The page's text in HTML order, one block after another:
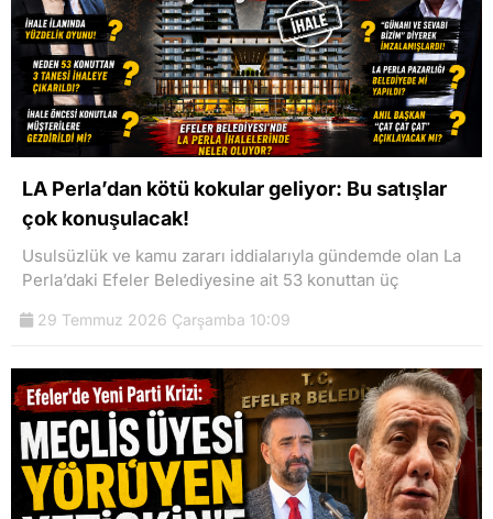
LA Perla’dan kötü kokular geliyor: Bu satışlar
çok konuşulacak!
Usulsüzlük ve kamu zararı iddialarıyla gündemde olan La
Perla’daki Efeler Belediyesine ait 53 konuttan üç
29 Temmuz 2026 Çarşamba 10:09